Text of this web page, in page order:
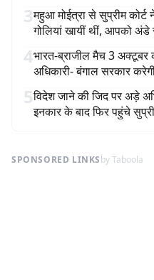
3महुआ मोईत्रा से सुप्रीम कोर्ट
गोलियां खायीं थीं, आपको अंडे
4भारत-ब्राजील मैच 3 अक्टूबर
अधिकारी- बंगाल सरकार
5विदेश जाने की जिद पर अड़े
इनकार के बाद फिर पहुंचे
SPONSORED LINKSby Taboola